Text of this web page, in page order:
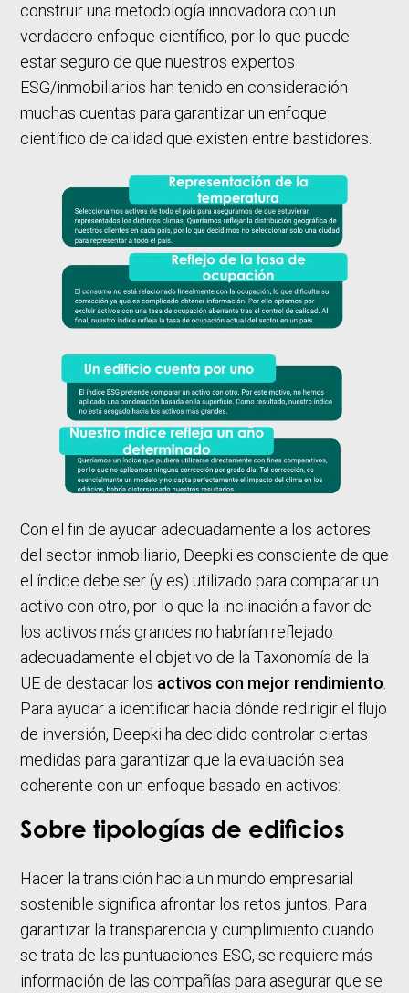
construir una metodología innovadora con un
verdadero enfoque científico, por lo que puede
estar seguro de que nuestros expertos
ESG/inmobiliarios han tenido en consideración
muchas cuentas para garantizar un enfoque
científico de calidad que existen entre bastidores.
Con el fin de ayudar adecuadamente a los actores
del sector inmobiliario, Deepki es consciente de que
el índice debe ser (y es) utilizado para comparar un
activo con otro, por lo que la inclinación a favor de
los activos más grandes no habrían reflejado
adecuadamente el objetivo de la Taxonomía de la
UE de destacar los activos con mejor rendimiento
Para ayudar a identificar hacia dónde redirigir el flujo
de inversión, Deepki ha decidido controlar ciertas
medidas para garantizar que la evaluación sea
coherente con un enfoque basado en activos:
Sobre tipologías de edificios
Hacer la transición hacia un mundo empresarial
sostenible significa afrontar los retos juntos. Para
garantizar la transparencia y cumplimiento cuando
se trata de las puntuaciones ESG, se requiere más
información de las compañías para asegurar que se